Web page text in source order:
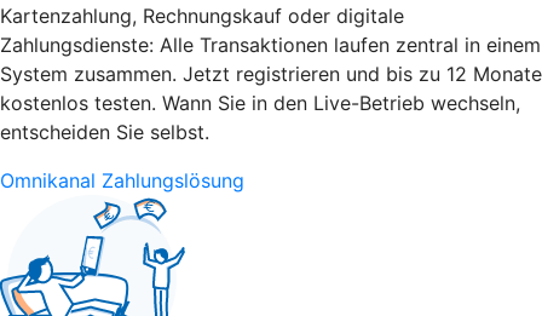
Kartenzahlung, Rechnungskauf oder digitale
Zahlungsdienste: Alle Transaktionen laufen zentral in einem
System zusammen. Jetzt registrieren und bis zu 12 Monate
kostenlos testen. Wann Sie in den Live-Betrieb wechseln,
entscheiden Sie selbst.
Omnikanal Zahlungslösung